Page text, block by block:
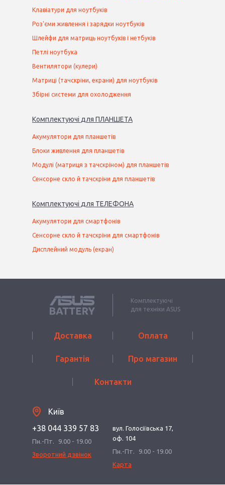
Клавіатури для ноутбуків
Роз'єми живлення і зарядки ноутбуків
Шлейфи для матриць ноутбуків і нетбуків
Петлі ноутбука
Вентилятори (кулери)
Матриці (тачскріни, екрани) для ноутбуків
Збірні системи для охолодження
Комплектуючі для ПЛАНШЕТА
Акумулятори для планшетів
Блоки живлення для планшетів
Модулі (матриця з тачскріном) для планшетів
Сенсорне скло й тачскріни для планшетів
Комплектуючі для ТЕЛЕФОНА
Акумулятори для смартфонів
Сенсорне скло й тачскріни для смартфонів
Дисплейний модуль (екран)
Комплектуючі
для техніки ASUS
Доставка Оплата
Гарантія Про магазин
Контакти
Київ
+38 044 339 57 83
Пн.-Пт.
9.00 - 19.00
Зворотний дзвінок
вул. Голосіївська 17,
оф. 104
Пн.-Пт.
9.00 - 19.00
Карта